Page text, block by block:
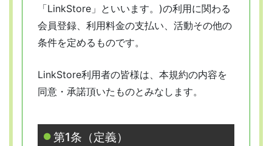
「LinkStore」といいます。)の利用に関わる
会員登録、利用料金の支払い、活動その他の
条件を定めるものです。
LinkStore利用者の皆様は、本規約の内容を
同意・承諾頂いたものとみなします。
第1条（定義）